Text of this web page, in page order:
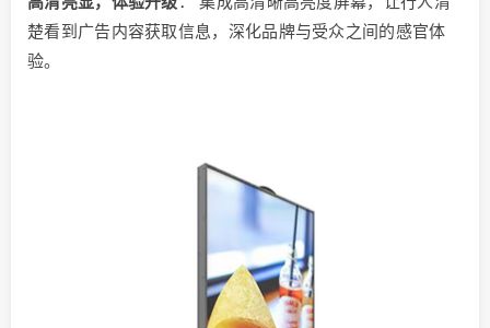
楚看到广告内容获取信息，深化品牌与受众之间的感官体
验。